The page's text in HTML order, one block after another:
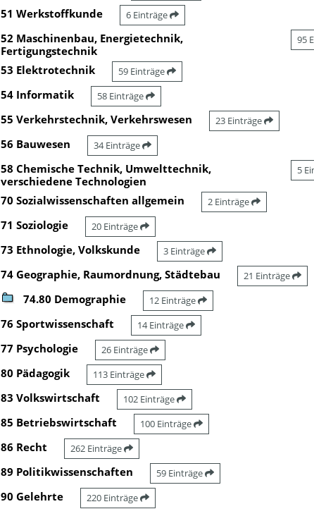
51 Werkstoffkunde 6 Einträge
52 Maschinenbau, Energietechnik,
Fertigungstechnik
95
53 Elektrotechnik 59 Einträge
54 Informatik 58 Einträge
55 Verkehrstechnik, Verkehrswesen 23 Einträge
56 Bauwesen 34 Einträge
58 Chemische Technik, Umwelttechnik,
verschiedene Technologien
5
70 Sozialwissenschaften allgemein 2 Einträge
71 Soziologie 20 Einträge
73 Ethnologie, Volkskunde 3 Einträge
74 Geographie, Raumordnung, Städtebau 21 Einträge
74.80 Demographie 12 Einträge
76 Sportwissenschaft 14 Einträge
77 Psychologie 26 Einträge
80 Pädagogik 113 Einträge
83 Volkswirtschaft 102 Einträge
85 Betriebswirtschaft 100 Einträge
86 Recht 262 Einträge
89 Politikwissenschaften 59 Einträge
90 Gelehrte 220 Einträge